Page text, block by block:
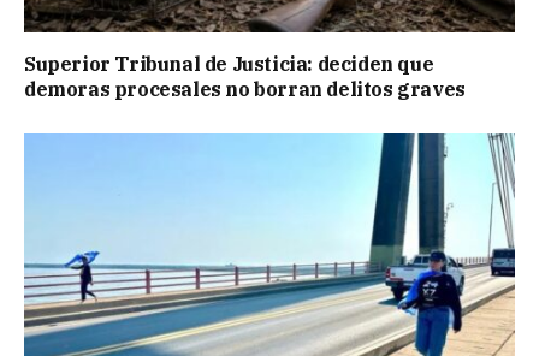
Superior Tribunal de Justicia: deciden que
demoras procesales no borran delitos graves